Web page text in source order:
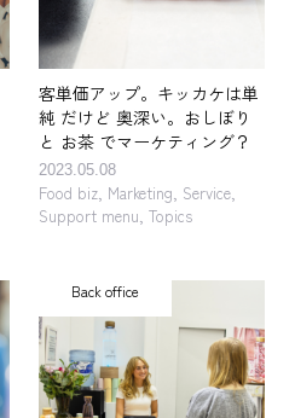
客単価アップ。キッカケは単
純 だけど 奥深い。おしぼり
と お茶 でマーケティング？
2023.05.08
Food biz, Marketing, Service,
Support menu,Topics
Back office